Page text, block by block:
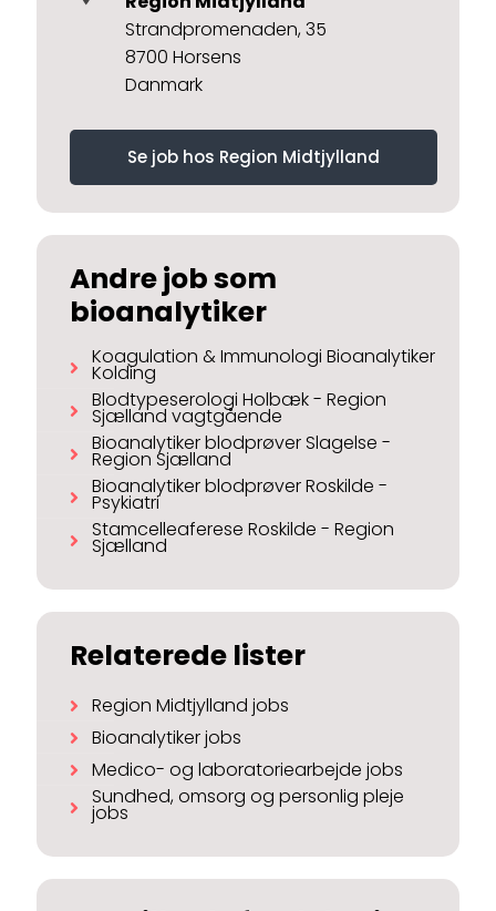
Strandpromenaden, 35
8700 Horsens
Danmark
Se job hos Region Midtjylland
Andre job som
bioanalytiker
Koagulation & Immunologi Bioanalytiker
Kolding
Blodtypeserologi Holbæk - Region
Sjælland vagtgående
Bioanalytiker blodprøver Slagelse -
Region Sjælland
Bioanalytiker blodprøver Roskilde -
Psykiatri
Stamcelleaferese Roskilde - Region
Sjælland
Relaterede lister
Region Midtjylland jobs
Bioanalytiker jobs
Medico- og laboratoriearbejde jobs
Sundhed, omsorg og personlig pleje
jobs